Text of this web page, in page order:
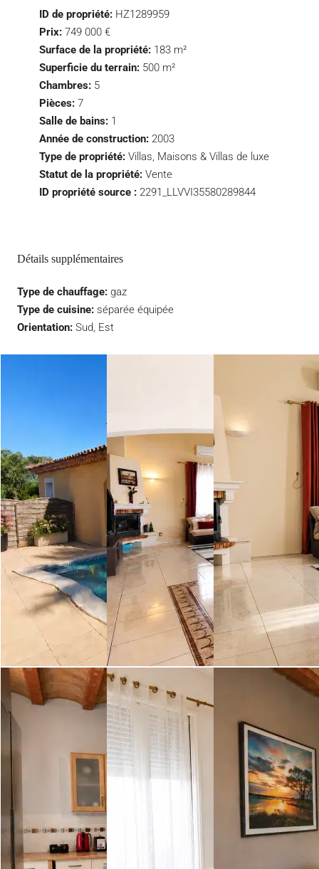
ID de propriété: HZ1289959
Prix: 749 000 €
Surface de la propriété: 183 m²
Superficie du terrain: 500 m²
Chambres: 5
Pièces: 7
Salle de bains: 1
Année de construction: 2003
Type de propriété: Villas, Maisons & Villas de luxe
Statut de la propriété: Vente
ID propriété source : 2291_LLVVI35580289844
Détails supplémentaires
Type de chauffage: gaz
Type de cuisine: séparée équipée
Orientation: Sud, Est